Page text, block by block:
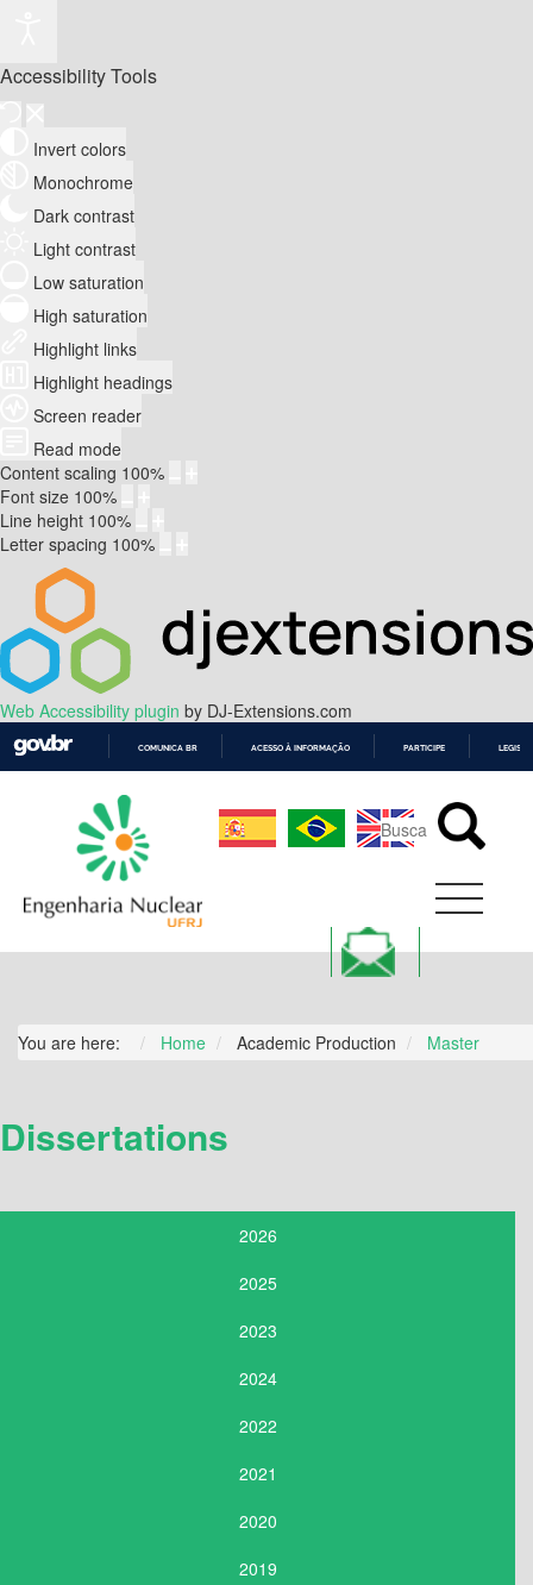
Accessibility Tools
Invert colors
Monochrome
Dark contrast
Light contrast
Low saturation
High saturation
Highlight links
Highlight headings
Screen reader
Read mode
Content scaling 100%
Font size 100%
Line height 100%
Letter spacing 100%
Web Accessibility plugin by DJ-Extensions.com
CONTEÚDO
COMUNICA BR ACESSO À INFORMAÇÃO PARTICIPE
You are here: Home Academic Production Master
Dissertations
2026
2025
2023
2024
2022
2021
2020
2019